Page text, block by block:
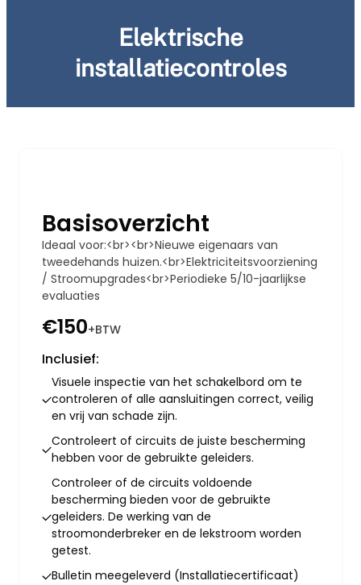
Elektrische
installatiecontroles
Basisoverzicht
Ideaal voor:<br><br>Nieuwe eigenaars van
tweedehands huizen.<br>Elektriciteitsvoorziening
/ Stroomupgrades<br>Periodieke 5/10-jaarlijkse
evaluaties
€150+BTW
Inclusief:
Visuele inspectie van het schakelbord om te
controleren of alle aansluitingen correct, veilig
en vrij van schade zijn.
Controleert of circuits de juiste bescherming
hebben voor de gebruikte geleiders.
Controleer of de circuits voldoende
bescherming bieden voor de gebruikte
geleiders. De werking van de
stroomonderbreker en de lekstroom worden
getest.
Bulletin meegeleverd (Installatiecertificaat)